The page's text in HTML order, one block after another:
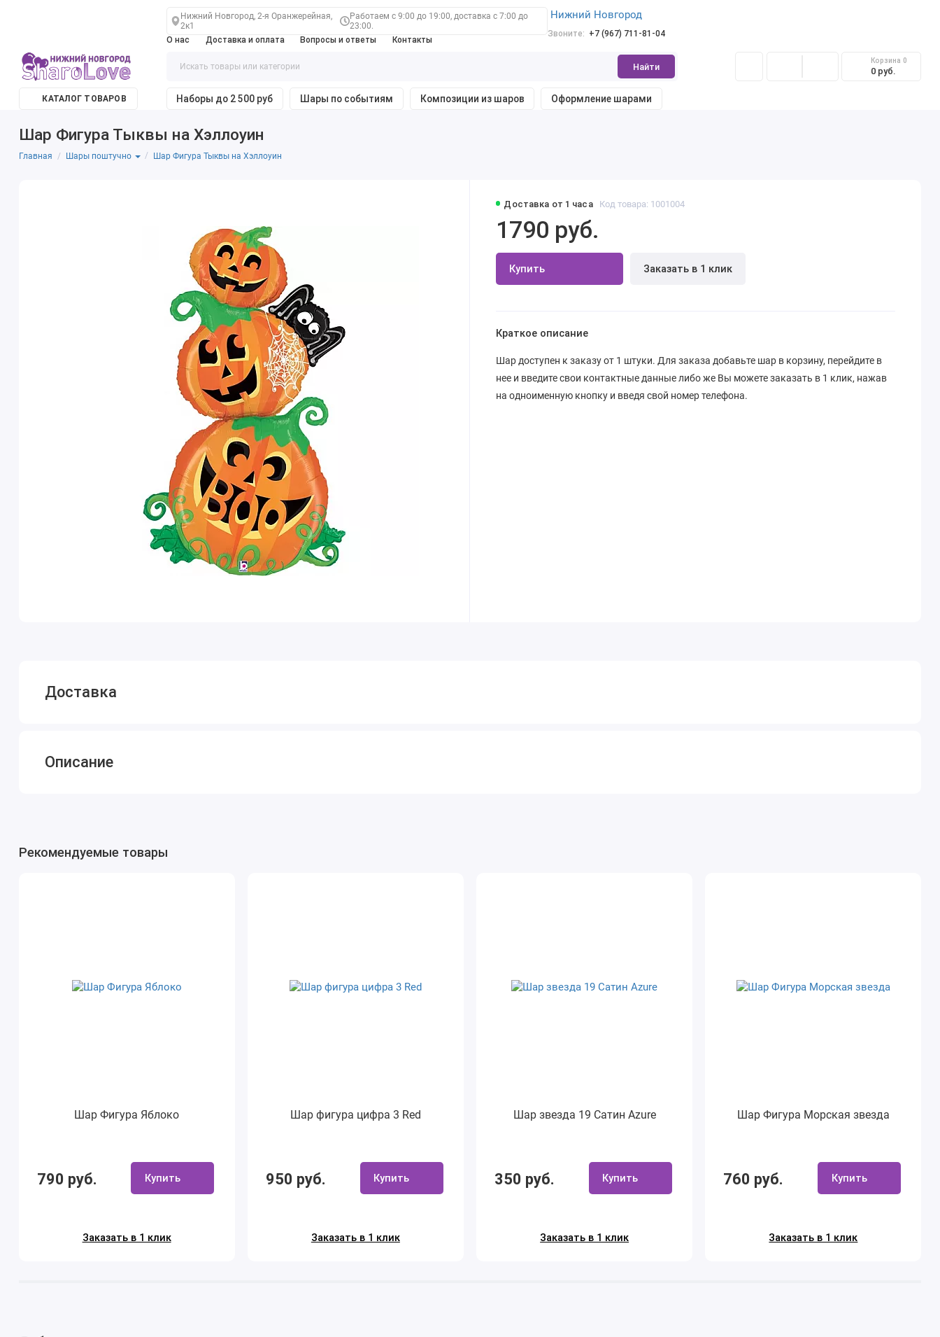
Нижний Новгород, 2-я Оранжерейная,
2к1
Работаем с 9:00 до 19:00, доставка с 7:00 до
23:00.
О нас
Доставка и оплата Вопросы и ответы Контакты
Нижний Новгород
Звоните: +7 (967) 711-81-04
Найти
Корзина 0
0 руб.
КАТАЛОГ ТОВАРОВ Наборы до 2 500 руб Шары по событиям Композиции из шаров Оформление шарами
Шар Фигура Тыквы на Хэллоуин
Главная Шары поштучно Шар Фигура Тыквы на Хэллоуин
Доставка от 1 часа Код товара: 1001004
1790 руб.
Купить Заказать в 1 клик
Краткое описание
Шар доступен к заказу от 1 штуки. Для заказа добавьте шар в корзину, перейдите в
нее и введите свои контактные данные либо же Вы можете заказать в 1 клик, нажав
на одноименную кнопку и введя свой номер телефона.
Доставка
Описание
Рекомендуемые товары
Шар Фигура Яблоко
790 руб. Купить
Заказать в 1 клик
Шар фигура цифра 3 Red
950 руб. Купить
Заказать в 1 клик
Шар звезда 19 Сатин Azure
350 руб. Купить
Заказать в 1 клик
Шар Фигура Морская звезда
760 руб. Купить
Заказать в 1 клик